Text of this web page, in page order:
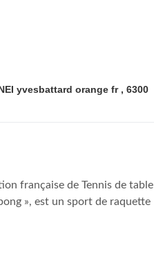
yvesbattard orange fr , 6300
française de Tennis de table
», est un sport de raquette